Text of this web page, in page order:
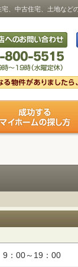
、中古住宅、土地など
9：00～19：00